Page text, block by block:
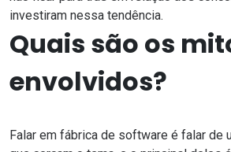
investiram nessa tendência.
Quais são os
envolvidos?
Falar em fábrica de software é falar de